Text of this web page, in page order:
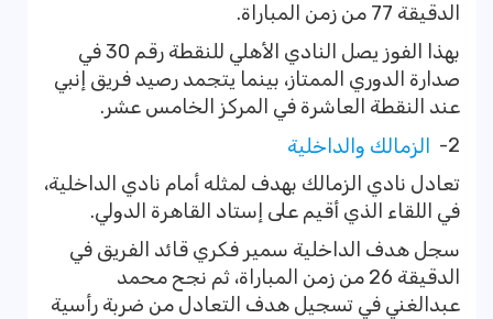
الدقيقة 77 من زمن المباراة.
بهذا الفوز يصل النادي الأهلي للنقطة رقم 30 في
صدارة الدوري الممتاز، بينما يتجمد رصيد فريق إنبي
عند النقطة العاشرة في المركز الخامس عشر.
2-
الزمالك والداخلية
تعادل نادي الزمالك بهدف لمثله أمام نادي الداخلية،
في اللقاء الذي أقيم على إستاد القاهرة الدولي.
سجل هدف الداخلية سمير فكري قائد الفريق في
الدقيقة 26 من زمن المباراة، ثم نجح محمد
عبدالغني في تسجيل هدف التعادل من ضربة رأسية